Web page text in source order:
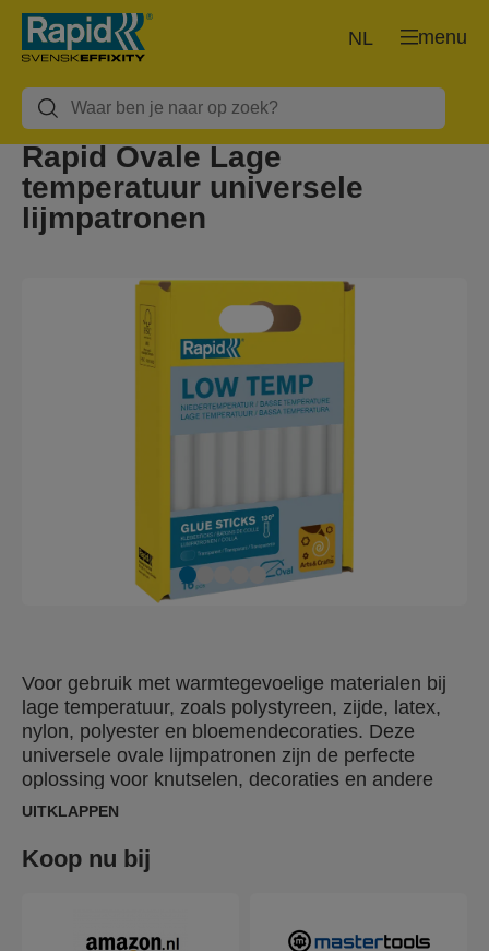
menu
NL
Rapid Ovale Lage
temperatuur universele
lijmpatronen
Voor gebruik met warmtegevoelige materialen bij
lage temperatuur, zoals polystyreen, zijde, latex,
nylon, polyester en bloemendecoraties. Deze
universele ovale lijmpatronen zijn de perfecte
oplossing voor knutselen, decoraties en andere
projecten die voorzichtigheid vereisen maar toch
16 lijmpatronen. Ook verkrijgbaar als gekleurde
glitter versie.
UITKLAPPEN
Koop nu bij